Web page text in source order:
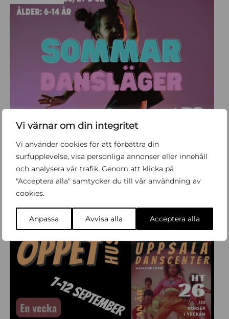
Vi värnar om din integritet
Vi använder cookies för att förbättra din
surfupplevelse, visa personliga annonser eller innehåll
och analysera vår trafik. Genom att klicka på
"Acceptera alla" samtycker du till vår användning av
cookies.
Anpassa Avvisa alla Acceptera alla
Sommarläger – Barn 6-14 år – Vecka 25,26,27 & 32
EvenemangUDC
7 -12